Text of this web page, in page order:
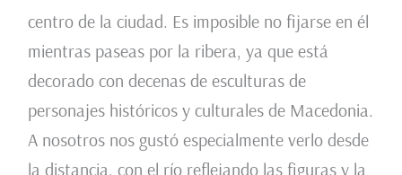
centro de la ciudad. Es imposible no fijarse en él
mientras paseas por la ribera, ya que está
decorado con decenas de esculturas de
personajes históricos y culturales de Macedonia.
A nosotros nos gustó especialmente verlo desde
la distancia, con el río reflejando las figuras y la